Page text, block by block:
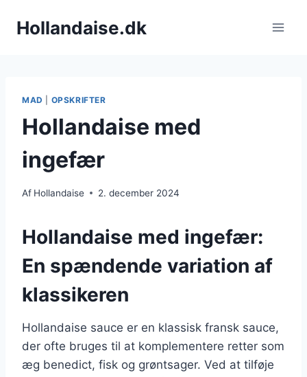
Hollandaise.dk
MAD OPSKRIFTER
Hollandaise med
ingefær
Af Hollandaise 2. december 2024
Hollandaise med ingefær:
En spændende variation af
klassikeren
Hollandaise sauce er en klassisk fransk sauce,
der ofte bruges til at komplementere retter som
æg benedict, fisk og grøntsager. Ved at tilføje